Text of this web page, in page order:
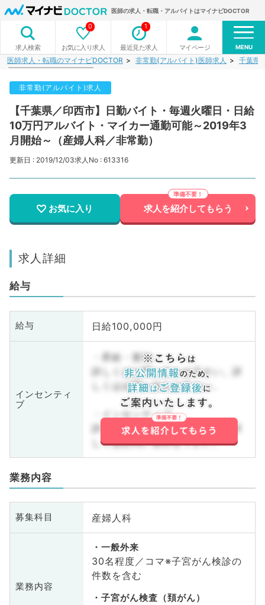
医師の求人・転職・アルバイトはマイナビDOCTOR
求人検索 お気に入り求人
0
最近見た求人
1
マイページ MENU
医師求人・転職のマイナビDOCTOR 非常勤(アルバイト)医師求人 千葉県
非常勤(アルバイト)求人
【千葉県／印西市】日勤バイト・毎週火曜日・日給
10万円アルバイト・マイカー通勤可能～2019年3
月開始～（産婦人科／非常勤）
更新日 : 2019/12/03求人No : 613316
お気に入り 求人を紹介してもらう
求人詳細
給与
給与 日給100,000円
インセンティ
ブ
・昇給・賞与
詳しくはお問い合わせ下さい。詳
しくはお問い合わせ下さい。
・インセンティブ
詳しくはお問い合わせ下さい。詳
しくはお問い合わせ下さい。
業務内容
募集科目 産婦人科
業務内容
一般外来
30名程度／コマ※子宮がん検診の
件数を含む
子宮がん検査（頚がん）